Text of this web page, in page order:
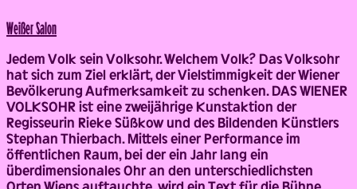
Weißer Salon
Jedem Volk sein Volksohr. Welchem Volk? Das Volksohr
hat sich zum Ziel erklärt, der Vielstimmigkeit der Wiener
Bevölkerung Aufmerksamkeit zu schenken. DAS WIENER
VOLKSOHR ist eine zweijährige Kunstaktion der
Regisseurin Rieke Süßkow und des Bildenden Künstlers
Stephan Thierbach. Mittels einer Performance im
öffentlichen Raum, bei der ein Jahr lang ein
überdimensionales Ohr an den unterschiedlichsten
Orten Wiens auftauchte, wird ein Text für die Bühne